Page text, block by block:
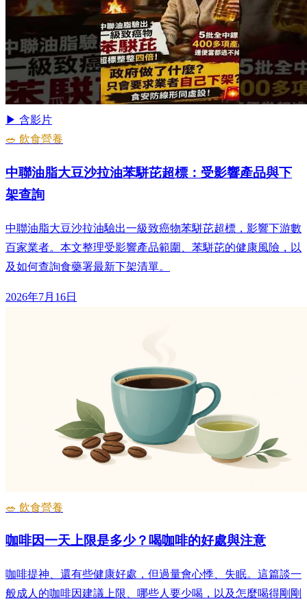
▶ 含影片
🥗 飲食營養
中聯油脂大豆沙拉油苯駢芘超標：受影響產品與下
架查詢
中聯油脂大豆沙拉油驗出一級致癌物苯駢芘超標，影響下游數
百家業者。本文整理受影響產品範圍、苯駢芘的健康風險，以
及如何查詢食藥署最新下架清單。
2026年7月16日
🥗 飲食營養
咖啡因一天上限是多少？喝咖啡的好處與注意
咖啡提神、還有些健康好處，但過量會心悸、失眠。這篇談一
般成人的咖啡因建議上限、哪些人要少喝，以及怎麼喝得剛剛